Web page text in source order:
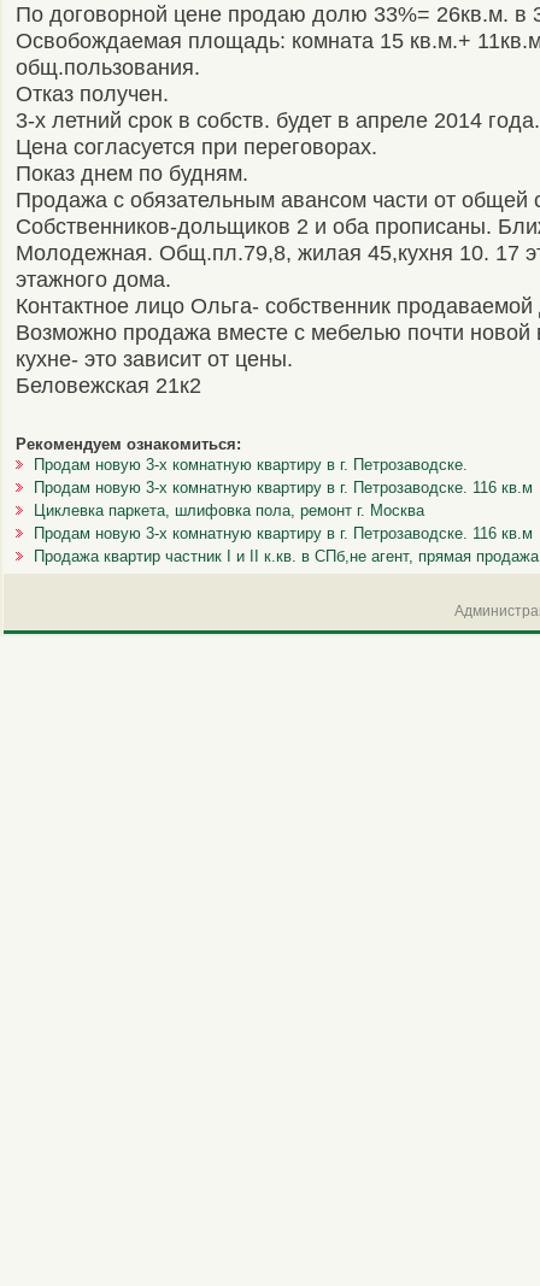
По договорной цене продаю долю 33%= 26кв.м. в
Освобождаемая площадь: комната 15 кв.м.+
общ.пользования.
Отказ получен.
3-х летний срок в собств. будет в апреле 2014 года.
Цена согласуется при переговорах.
Показ днем по будням.
Продажа с обязательным авансом части от общей
Собственников-дольщиков 2 и оба прописаны.
Молодежная. Общ.пл.79,8, жилая 45,кухня 10. 17
этажного дома.
Контактное лицо Ольга- собственник
Возможно продажа вместе с мебелью почти новой
кухне- это зависит от цены.
Беловежская 21к2
Рекомендуем ознакомиться:
Продам новую 3-х комнатную квартиру в г. Петрозаводске.
Продам новую 3-х комнатную квартиру в г. Петрозаводске. 116 кв.м
Циклевка паркета, шлифовка пола, ремонт г. Москва
Продам новую 3-х комнатную квартиру в г. Петрозаводске. 116 кв.м
Продажа квартир частник I и II к.кв. в СПб,не агент, прямая продажа